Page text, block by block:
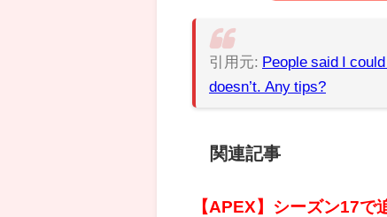
引用元: People said I
doesn’t. Any tips?
関連記事
【APEX】シーズン17